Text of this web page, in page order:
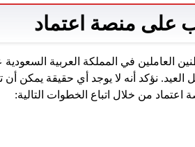
على منصة اعتماد
العاملين في المملكة العربية
نؤكد أنه لا يوجد أي حقيقة يمكن
من خلال اتباع الخطوات التالية: